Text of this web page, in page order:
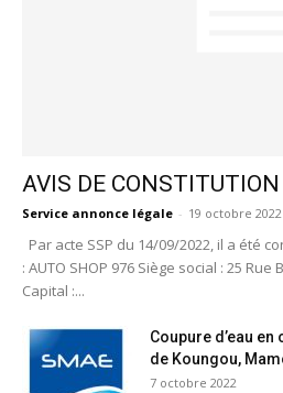
AVIS DE
Service annonce légale - 19 octobre 2022
Par acte SSP du 14/09/2022, il a été
: AUTO SHOP 976 Siège social : 25
Capital :...
Coupure d’eau
de Koungou,
7 octobre 2022